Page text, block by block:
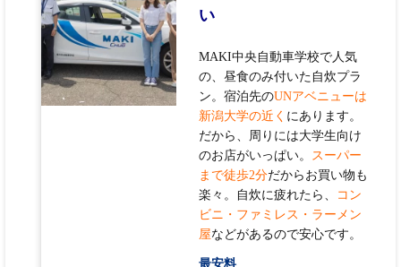
い
MAKI中央自動車学校で人気
の、昼食のみ付いた自炊プラ
ン。宿泊先のUNアベニューは
新潟大学の近く にあります。
だから、周りには大学生向け
のお店がいっぱい。 スーパー
まで徒歩2分だからお買い物も
楽々。自炊に疲れたら、
コン
ビニ・ファミレス・ラーメン
屋などがあるので安心です。
最安料